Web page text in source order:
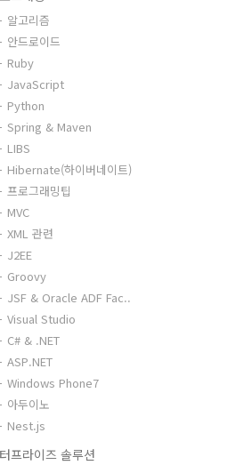
알고리즘
안드로이드
Ruby
JavaScript
Python
Spring & Maven
LIBS
Hibernate(하이버네이트)
프로그래밍팁
MVC
XML 관련
J2EE
Groovy
JSF & Oracle ADF Fac..
Visual Studio
C# & .NET
ASP.NET
Windows Phone7
아두이노
Nest.js
프라이즈 솔루션